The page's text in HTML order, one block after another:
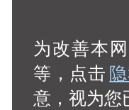
为改善本
等，点击
意，视为您